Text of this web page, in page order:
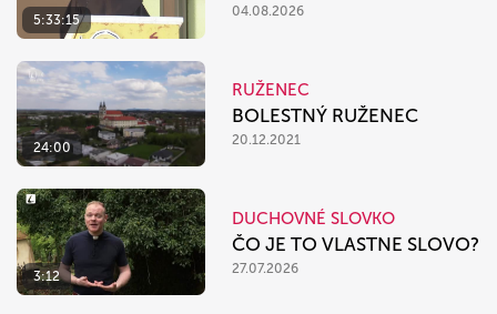
5:33:15
04.08.2026
24:00
RUŽENEC
BOLESTNÝ RUŽENEC
20.12.2021
3:12
DUCHOVNÉ SLOVKO
ČO JE TO VLASTNE SLOVO?
27.07.2026